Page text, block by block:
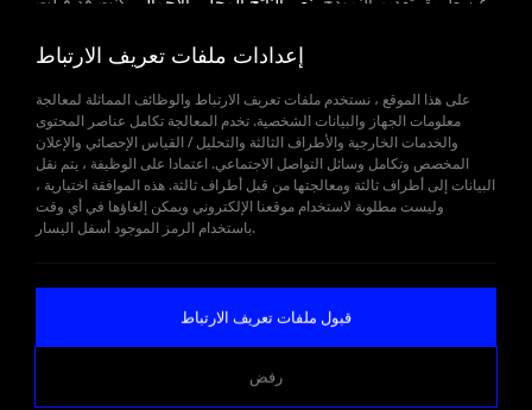
عندما تكون قطع الغيار مهمة
WEB
إعدادات ملفات تعريف الارتباط
على هذا الموقع ، نستخدم ملفات تعريف الارتباط والوظائف المماثلة لمعالجة
معلومات الجهاز والبيانات الشخصية. تخدم المعالجة تكامل عناصر المحتوى
والخدمات الخارجية والأطراف الثالثة والتحليل / القياس الإحصائي والإعلان
المخصص وتكامل وسائل التواصل الاجتماعي. اعتمادا على الوظيفة ، يتم نقل
البيانات إلى أطراف ثالثة ومعالجتها من قبل أطراف ثالثة. هذه الموافقة اختيارية ،
وليست مطلوبة لاستخدام موقعنا الإلكتروني ويمكن إلغاؤها في أي وقت
باستخدام الرمز الموجود أسفل اليسار.
قبول ملفات تعريف الارتباط
رفض